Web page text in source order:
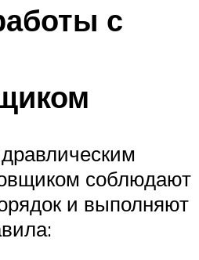
с
соблюдают
и выполняют